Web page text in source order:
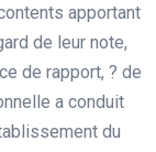
apportant
de leur note,
de rapport, ? de
a conduit
du